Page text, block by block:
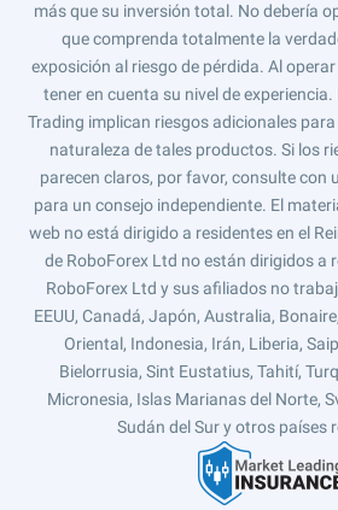
más que su inversión total. No debería
que comprenda totalmente la
exposición al riesgo de pérdida. Al
tener en cuenta su nivel de
Trading implican riesgos adicionales
naturaleza de tales productos. Si los
parecen claros, por favor, consulte con
para un consejo independiente. El
web no está dirigido a residentes en el
de RoboForex Ltd no están dirigidos a
RoboForex Ltd y sus afiliados no
EEUU, Canadá, Japón, Australia,
Oriental, Indonesia, Irán, Liberia,
Bielorrusia, Sint Eustatius, Tahití,
Micronesia, Islas Marianas del Norte,
Sudán del Sur y otros países